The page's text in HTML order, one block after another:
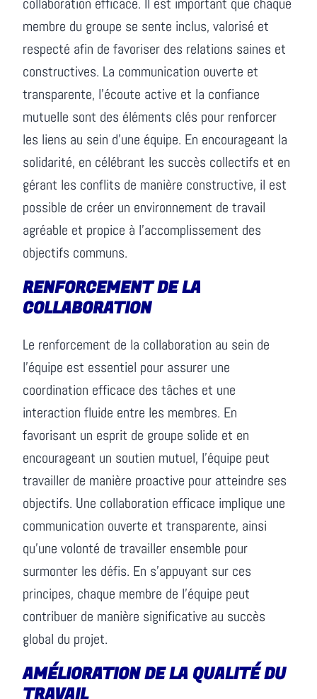
collaboration efficace. Il est important que chaque
membre du groupe se sente inclus, valorisé et
respecté afin de favoriser des relations saines et
constructives. La communication ouverte et
transparente, l’écoute active et la confiance
mutuelle sont des éléments clés pour renforcer
les liens au sein d’une équipe. En encourageant la
solidarité, en célébrant les succès collectifs et en
gérant les conflits de manière constructive, il est
possible de créer un environnement de travail
agréable et propice à l’accomplissement des
objectifs communs.
RENFORCEMENT DE LA
COLLABORATION
Le renforcement de la collaboration au sein de
l’équipe est essentiel pour assurer une
coordination efficace des tâches et une
interaction fluide entre les membres. En
favorisant un esprit de groupe solide et en
encourageant un soutien mutuel, l’équipe peut
travailler de manière proactive pour atteindre ses
objectifs. Une collaboration efficace implique une
communication ouverte et transparente, ainsi
qu’une volonté de travailler ensemble pour
surmonter les défis. En s’appuyant sur ces
principes, chaque membre de l’équipe peut
contribuer de manière significative au succès
global du projet.
AMÉLIORATION DE LA QUALITÉ DU